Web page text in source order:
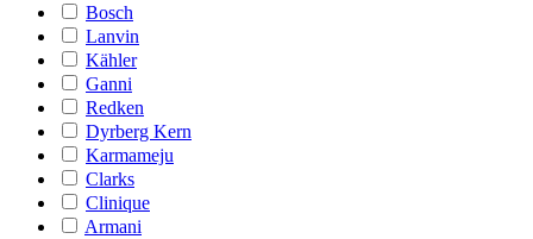
Bosch
Lanvin
Kähler
Ganni
Redken
Dyrberg Kern
Karmameju
Clarks
Clinique
Armani